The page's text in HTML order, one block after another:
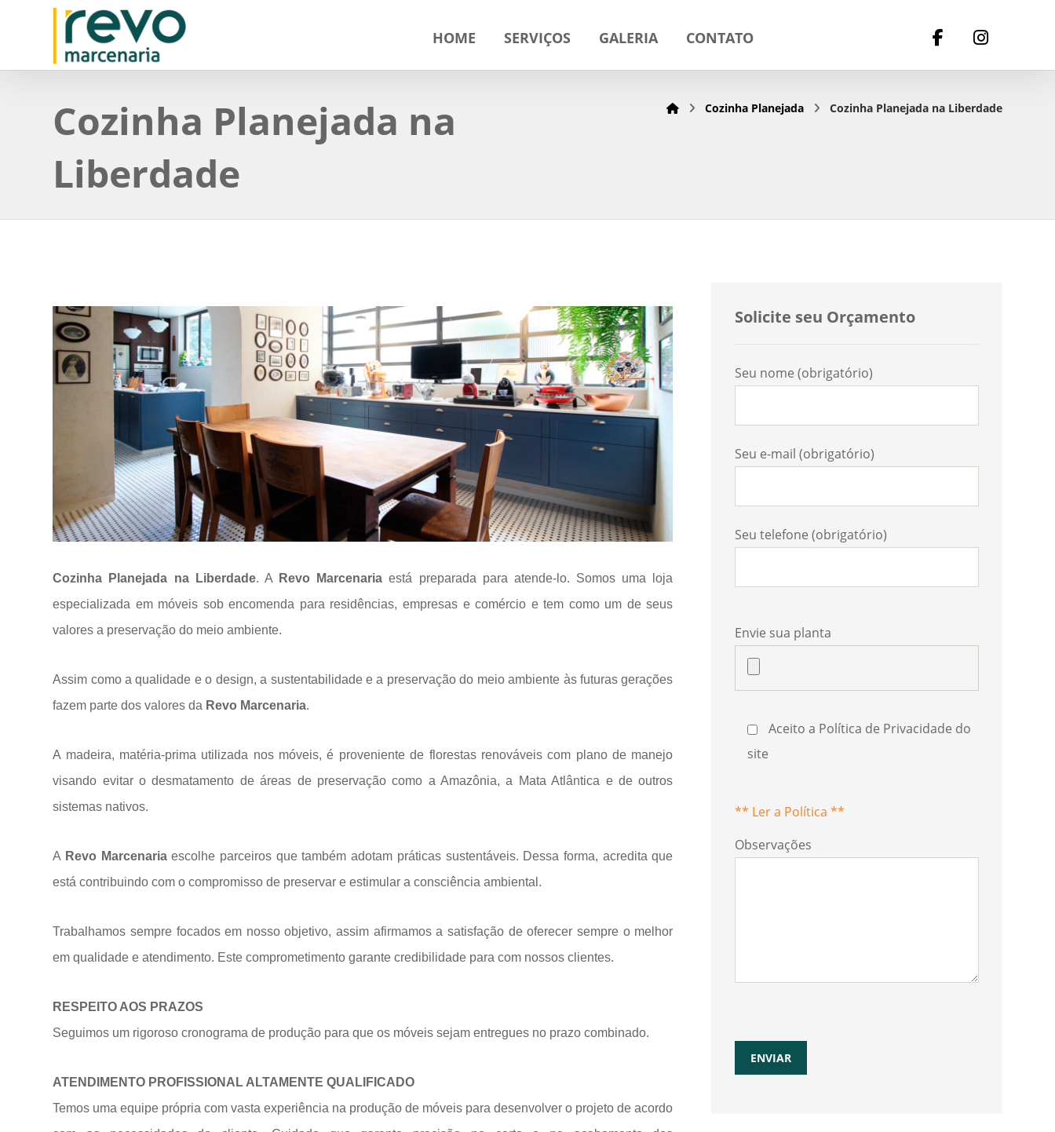
HOME SERVIÇOS GALERIA CONTATO
Cozinha Planejada na
Liberdade
Cozinha Planejada Cozinha Planejada na Liberdade
Cozinha Planejada na Liberdade. A Revo Marcenaria está preparada para atende-lo. Somos uma loja
especializada em móveis sob encomenda para residências, empresas e comércio e tem como um de seus
valores a preservação do meio ambiente.
Assim como a qualidade e o design, a sustentabilidade e a preservação do meio ambiente às futuras gerações
fazem parte dos valores da Revo Marcenaria.
A madeira, matéria-prima utilizada nos móveis, é proveniente de florestas renováveis com plano de manejo
visando evitar o desmatamento de áreas de preservação como a Amazônia, a Mata Atlântica e de outros
sistemas nativos.
A Revo Marcenariaescolhe parceiros que também adotam práticas sustentáveis. Dessa forma, acredita que
está contribuindo com o compromisso de preservar e estimular a consciência ambiental.
Trabalhamos sempre focados em nosso objetivo, assim afirmamos a satisfação de oferecer sempre o melhor
em qualidade e atendimento. Este comprometimento garante credibilidade para com nossos clientes.
RESPEITO AOS PRAZOS
Seguimos um rigoroso cronograma de produção para que os móveis sejam entregues no prazo combinado.
ATENDIMENTO PROFISSIONAL ALTAMENTE QUALIFICADO
Temos uma equipe própria com vasta experiência na produção de móveis para desenvolver o projeto de acordo
Solicite seu Orçamento
Seu nome (obrigatório)
Seu e-mail (obrigatório)
Seu telefone (obrigatório)
Envie sua planta
Aceito a Política de Privacidade do
site
** Ler a Política **
Observações